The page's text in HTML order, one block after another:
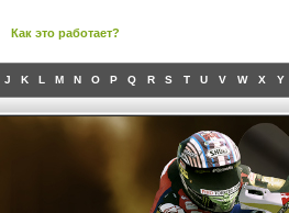
Как это работает?
J K L M N O P Q R S T U V W X Y